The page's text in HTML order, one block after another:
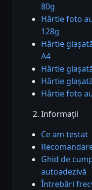
80g
Hârtie foto
128g
Hârtie
A4
Hârtie
Hârtie
Hârtie foto
Informații
Ce am testat
Ghid de
autoadezivă
Întrebări